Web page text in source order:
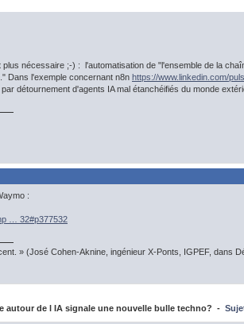
plus nécessaire ;-) : l'automatisation de "l'ensemble de la
Dans l'exemple concernant n8n https://www.linkedin.com/
détournement d'agents IA mal étanchéifiés du monde
:
… 32#p377532
» (José Cohen-Aknine, ingénieur X-Ponts, IGPEF, dans
autour de l IA signale une nouvelle bulle techno? -